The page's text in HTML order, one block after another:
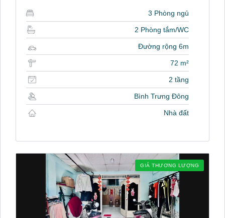
3 Phòng ngủ
2 Phòng tắm/WC
Đường rộng 6m
72 m²
2 tầng
Bình Trưng Đông
Nhà đất
GIÁ THƯƠNG LƯỢNG